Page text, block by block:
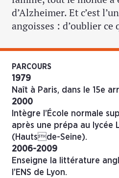
d’Alzheimer. Et c’est
angoisses : d’oublier ce
PARCOURS
1979
Naît à Paris, dans le 15e
2000
Intègre l’École normale
après une prépa au lycée
(Hautsde-Seine).
2006-2009
Enseigne la littérature
l’ENS de Lyon.